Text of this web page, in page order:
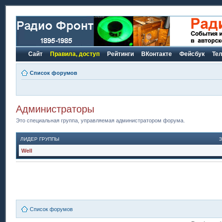
Сайт Правила, доступ Рейтинги ВКонтакте Фейсбук
Список форумов
Администраторы
Это специальная группа, управляемая администратором форума.
ЛИДЕР ГРУППЫ
Well
Список форумов